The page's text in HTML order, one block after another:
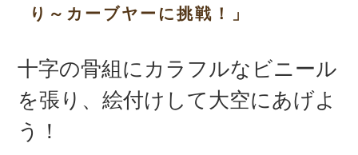
り～カーブヤーに挑戦！」
十字の骨組にカラフルなビニール
を張り、絵付けして大空にあげよ
う！